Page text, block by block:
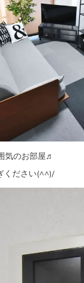
気のお部屋♬
ください(^^)/